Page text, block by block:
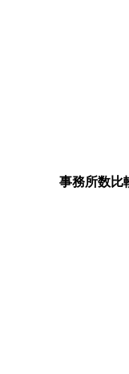
事務所数比